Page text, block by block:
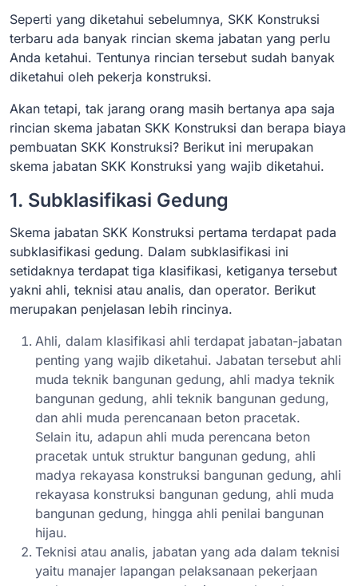
Seperti yang diketahui sebelumnya, SKK Konstruksi
terbaru ada banyak rincian skema jabatan yang perlu
Anda ketahui. Tentunya rincian tersebut sudah banyak
diketahui oleh pekerja konstruksi.
Akan tetapi, tak jarang orang masih bertanya apa saja
rincian skema jabatan SKK Konstruksi dan berapa biaya
pembuatan SKK Konstruksi? Berikut ini merupakan
skema jabatan SKK Konstruksi yang wajib diketahui.
1. Subklasifikasi Gedung
Skema jabatan SKK Konstruksi pertama terdapat pada
subklasifikasi gedung. Dalam subklasifikasi ini
setidaknya terdapat tiga klasifikasi, ketiganya tersebut
yakni ahli, teknisi atau analis, dan operator. Berikut
merupakan penjelasan lebih rincinya.
Ahli, dalam klasifikasi ahli terdapat jabatan-jabatan
penting yang wajib diketahui. Jabatan tersebut ahli
muda teknik bangunan gedung, ahli madya teknik
bangunan gedung, ahli teknik bangunan gedung,
dan ahli muda perencanaan beton pracetak.
Selain itu, adapun ahli muda perencana beton
pracetak untuk struktur bangunan gedung, ahli
madya rekayasa konstruksi bangunan gedung, ahli
rekayasa konstruksi bangunan gedung, ahli muda
bangunan gedung, hingga ahli penilai bangunan
hijau.
Teknisi atau analis, jabatan yang ada dalam teknisi
yaitu manajer lapangan pelaksanaan pekerjaan